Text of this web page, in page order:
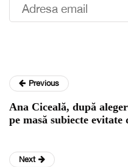
Previous
Ana Ciceală, după
pe masă subiecte
Next